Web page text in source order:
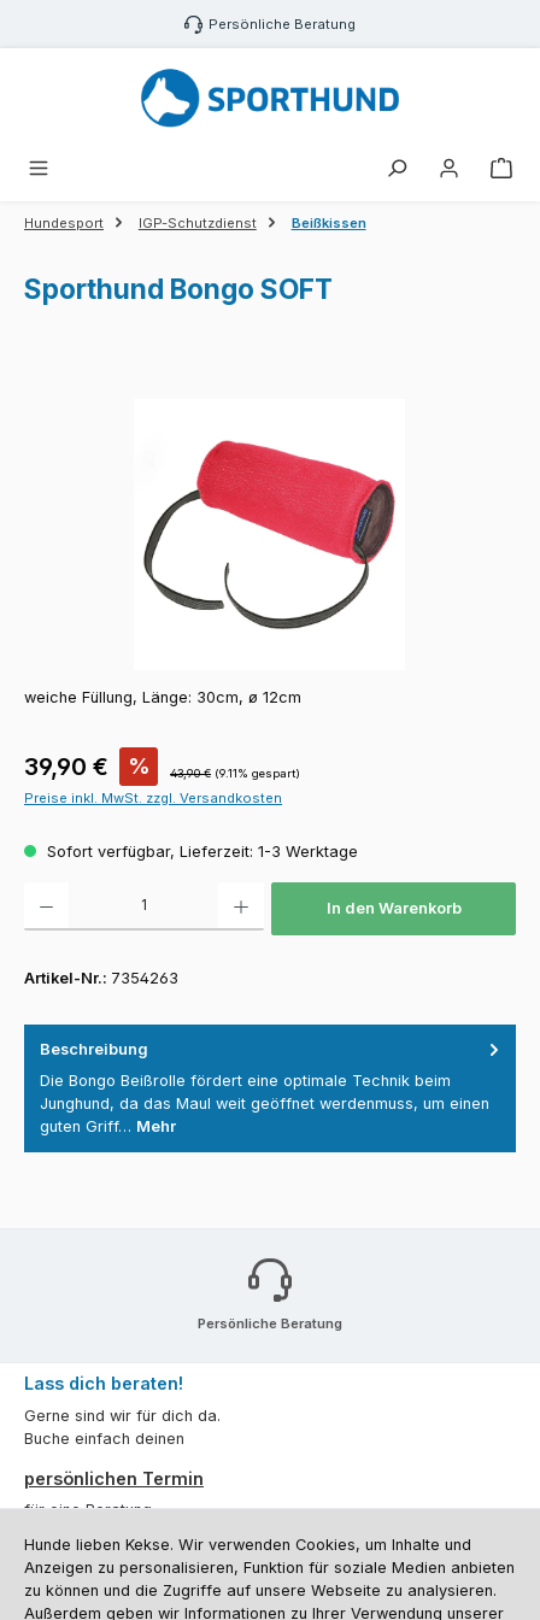
Zum Hauptinhalt springen Persönliche Beratung
Hundesport IGP-Schutzdienst Beißkissen
Sporthund Bongo SOFT
weiche Füllung, Länge: 30cm, ø 12cm
Verkaufspreis:
39,90 € % Regulärer Preis:
43,90 € (9.11% gespart)
Preise inkl. MwSt. zzgl. Versandkosten
Sofort verfügbar, Lieferzeit: 1-3 Werktage
In den Warenkorb
Artikel-Nr.: 7354263
Beschreibung
Die Bongo Beißrolle fördert eine optimale Technik beim
Junghund, da das Maul weit geöffnet werdenmuss, um einen
guten Griff… Mehr
Persönliche Beratung
Lass dich beraten!
Gerne sind wir für dich da.
Buche einfach deinen
persönlichen Termin
für eine Beratung.
Oder über unserKontaktformular.
Vertrag widerrufen
Hunde lieben Kekse. Wir verwenden Cookies, um Inhalte und
Anzeigen zu personalisieren, Funktion für soziale Medien anbieten
zu können und die Zugriffe auf unsere Webseite zu analysieren.
Außerdem geben wir Informationen zu Ihrer Verwendung unserer